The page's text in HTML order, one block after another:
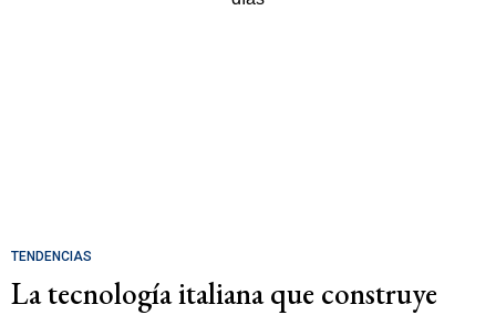
TENDENCIAS
La tecnología italiana que construye